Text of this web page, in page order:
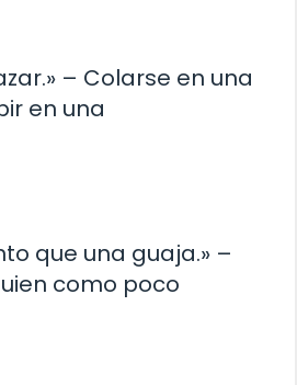
– Colarse en una
en una
que una guaja.» –
como poco